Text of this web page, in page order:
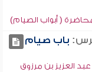
( أبواب الصيام)
باب صيام
عبد العزيز بن مرزوق